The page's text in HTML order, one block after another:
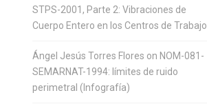
STPS-2001, Parte 2: Vibraciones de
Cuerpo Entero en los Centros de Trabajo
Ángel Jesús Torres Flores on NOM-081-
SEMARNAT-1994: límites de ruido
perimetral (Infografía)